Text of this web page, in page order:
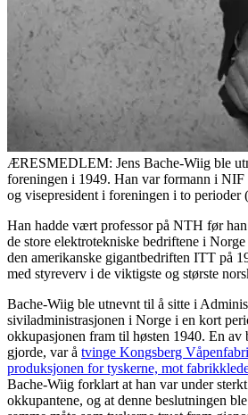
ÆRESMEDLEM: Jens Bache-Wiig ble
foreningen i 1949. Han var formann i
og visepresident i foreningen i to perioder
Han hadde vært professor på NTH før
de store elektrotekniske bedriftene i
den amerikanske gigantbedriften ITT på
med styreverv i de viktigste og største
Bache-Wiig ble utnevnt til å sitte i
siviladministrasjonen i Norge i en kort
okkupasjonen fram til høsten 1940. En av
gjorde, var å tvinge Kongsberg
produksjonen for tyskerne, mot
Bache-Wiig forklart at han var under
okkupantene, og at denne beslutningen